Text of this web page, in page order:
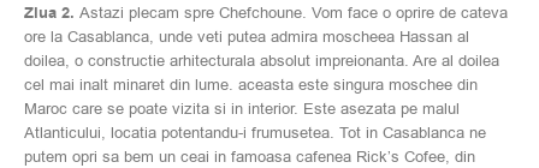
Ziua 2. Astazi plecam spre Chefchoune. Vom face o oprire de cateva
ore la Casablanca, unde veti putea admira moscheea Hassan al
doilea, o constructie arhitecturala absolut impreionanta. Are al doilea
cel mai inalt minaret din lume. aceasta este singura moschee din
Maroc care se poate vizita si in interior. Este asezata pe malul
Atlanticului, locatia potentandu-i frumusetea. Tot in Casablanca ne
putem opri sa bem un ceai in famoasa cafenea Rick’s Cofee, din